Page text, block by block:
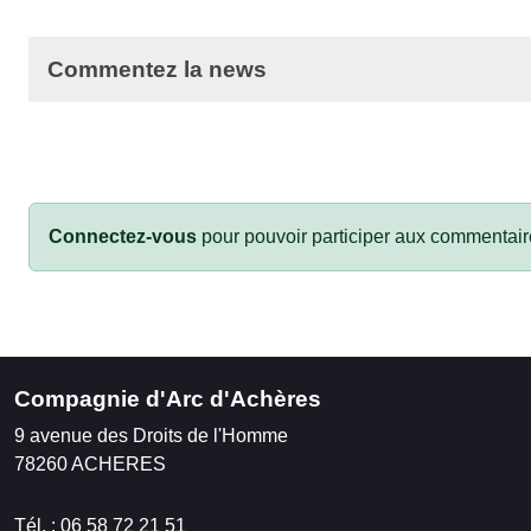
Commentez la news
Connectez-vous pour pouvoir participer aux
Compagnie d'Arc d'Achères
9 avenue des Droits de l'Homme
78260ACHERES
Tél. : 06 58 72 21 51